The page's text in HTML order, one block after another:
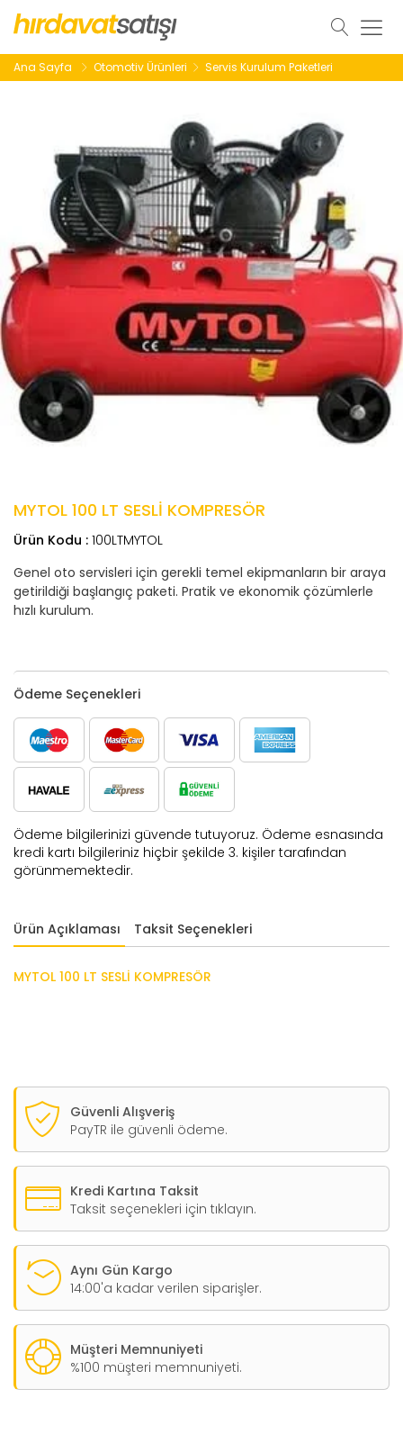
Ana Sayfa Otomotiv Ürünleri Servis Kurulum Paketleri
MYTOL 100 LT SESLİ KOMPRESÖR
Ürün Kodu : 100LTMYTOL
Genel oto servisleri için gerekli temel ekipmanların bir araya
getirildiği başlangıç paketi. Pratik ve ekonomik çözümlerle
hızlı kurulum.
Ödeme Seçenekleri
Ödeme bilgilerinizi güvende tutuyoruz. Ödeme esnasında
kredi kartı bilgileriniz hiçbir şekilde 3. kişiler tarafından
görünmemektedir.
Ürün Açıklaması Taksit Seçenekleri
MYTOL 100 LT SESLİ KOMPRESÖR
Güvenli Alışveriş
PayTR ile güvenli ödeme.
Kredi Kartına Taksit
Taksit seçenekleri için tıklayın.
Aynı Gün Kargo
14:00'a kadar verilen siparişler.
Müşteri Memnuniyeti
%100 müşteri memnuniyeti.